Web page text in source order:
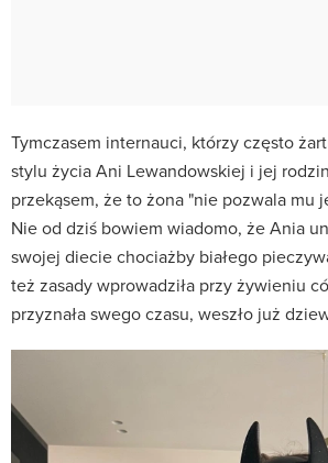
Tymczasem internauci, którzy często
stylu życia Ani Lewandowskiej i jej
przekąsem, że to żona "nie pozwala mu
Nie od dziś bowiem wiadomo, że Ania
swojej diecie chociażby białego
też zasady wprowadziła przy żywieniu
przyznała swego czasu, weszło już